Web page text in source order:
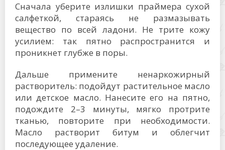
Сначала уберите излишки праймера сухой
салфеткой, стараясь не размазывать
вещество по всей ладони. Не трите кожу
усилием: так пятно распространится и
проникнет глубже в поры.
Дальше примените ненаркожирный
растворитель: подойдут растительное масло
или детское масло. Нанесите его на пятно,
подождите 2–3 минуты, мягко протрите
тканью, повторите при необходимости.
Масло растворит битум и облегчит
последующее удаление.